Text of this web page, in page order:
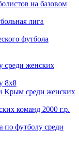
на базовом
лига
футбола
среди женских
8х8
Крым среди женских
команд 2000 г.р.
по футболу среди